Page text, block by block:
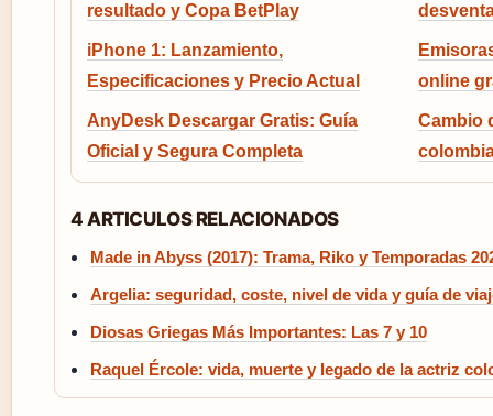
resultado y Copa BetPlay
iPhone 1: Lanzamiento,
Especificaciones y Precio Actual
online
AnyDesk Descargar Gratis: Guía
Oficial y Segura Completa
Cambio
4 ARTICULOS RELACIONADOS
Made in Abyss (2017): Trama, Riko y Temporadas
Argelia: seguridad, coste, nivel de vida y guía de
Diosas Griegas Más Importantes: Las 7 y 10
Raquel Ércole: vida, muerte y legado de la actriz